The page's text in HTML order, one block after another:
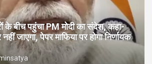
के बीच पहुंचा PM मोदी का संदेश, कहा-
जाएगा, पेपर माफिया पर होगा निर्णायक